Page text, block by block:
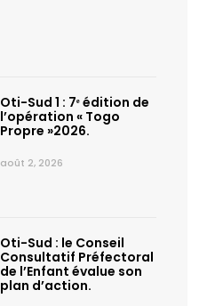
Oti-Sud 1 : 7ᵉ édition de
l’opération « Togo
Propre »2026.
août 2, 2026
Oti-Sud : le Conseil
Consultatif Préfectoral
de l’Enfant évalue son
plan d’action.